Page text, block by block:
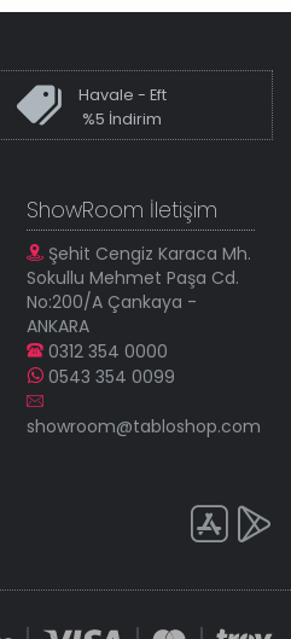
Havale - Eft
%5 İndirim
ShowRoom İletişim
Şehit Cengiz Karaca Mh.
Sokullu Mehmet Paşa Cd.
No:200/A Çankaya -
ANKARA
0312 354 0000
0543 354 0099
showroom@tabloshop.com